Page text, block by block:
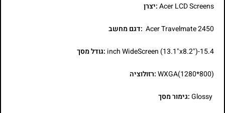
Acer LCD Screens:יצרן
Acer Travelmate 2450 :דגם מחשב
15.4-inch WideScreen (13.1"x8.2") :גודל מסך
WXGA(1280*800):רזולוציה
Glossy:גימור מסך